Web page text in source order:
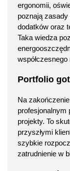
ergonomii,
poznają zasady
dodatków oraz
Taka wiedza
współczesnego
Portfolio
Na
profesjonalnym
projekty. To
przyszłymi
szybkie
zatrudnienie w